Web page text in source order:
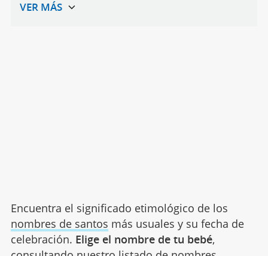
Encuentra el significado etimológico de los
nombres de santos más usuales y su fecha de
celebración. Elige el nombre de tu bebé,